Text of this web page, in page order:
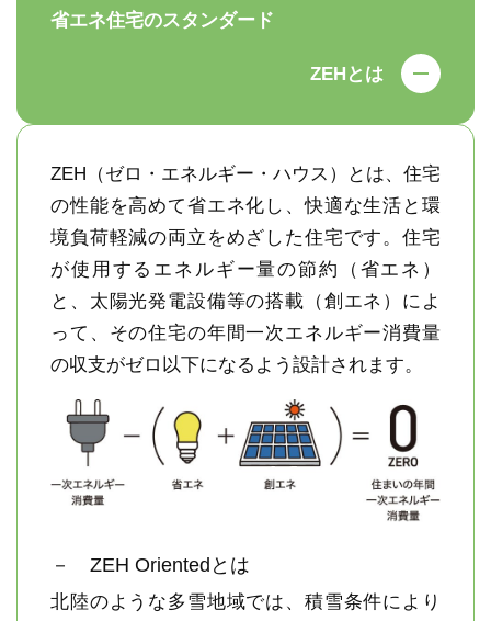
省エネ住宅のスタンダード
ZEHとは
ZEH（ゼロ・エネルギー・ハウス）とは、住宅
の性能を高めて省エネ化し、快適な生活と環
境負荷軽減の両立をめざした住宅です。住宅
が使用するエネルギー量の節約（省エネ）
と、太陽光発電設備等の搭載（創エネ）によ
って、その住宅の年間一次エネルギー消費量
の収支がゼロ以下になるよう設計されます。
－ ZEH Orientedとは
北陸のような多雪地域では、積雪条件により